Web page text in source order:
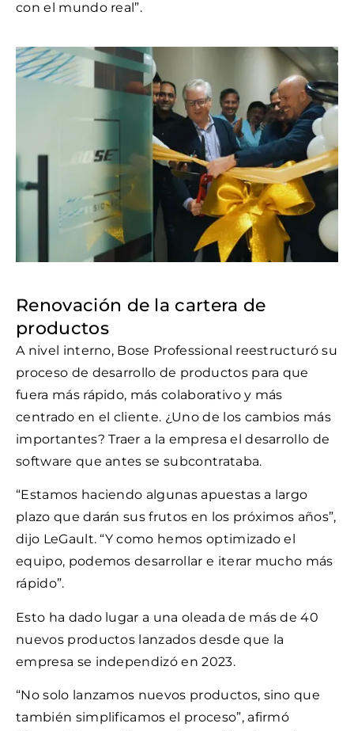
con el mundo real”.
Renovación de la cartera de
productos
A nivel interno, Bose Professional reestructuró su
proceso de desarrollo de productos para que
fuera más rápido, más colaborativo y más
centrado en el cliente. ¿Uno de los cambios más
importantes? Traer a la empresa el desarrollo de
software que antes se subcontrataba.
“Estamos haciendo algunas apuestas a largo
plazo que darán sus frutos en los próximos años”,
dijo LeGault. “Y como hemos optimizado el
equipo, podemos desarrollar e iterar mucho más
rápido”.
Esto ha dado lugar a una oleada de más de 40
nuevos productos lanzados desde que la
empresa se independizó en 2023.
“No solo lanzamos nuevos productos, sino que
también simplificamos el proceso”, afirmó